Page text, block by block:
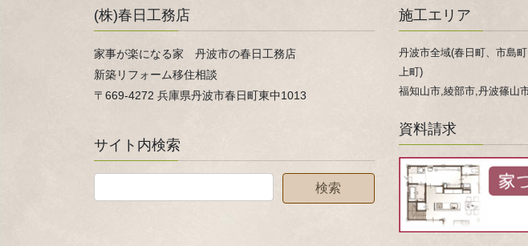
(株)春日工務店
家事が楽になる家 丹波市の春日工務店
新築リフォーム移住相談
〒669-4272 兵庫県丹波市春日町東中1013
サイト内検索
施工エリア
丹波市全域(春日町、市島
上町)
福知山市,綾部市,丹波篠山
資料請求